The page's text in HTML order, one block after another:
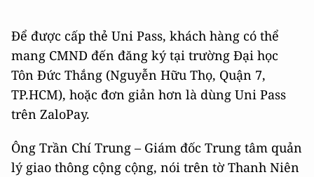
Để được cấp thẻ Uni Pass, khách hàng có thể
mang CMND đến đăng ký tại trường Đại học
Tôn Đức Thắng (Nguyễn Hữu Thọ, Quận 7,
TP.HCM), hoặc đơn giản hơn là dùng Uni Pass
trên ZaloPay.
Ông Trần Chí Trung – Giám đốc Trung tâm quản
lý giao thông cộng cộng, nói trên tờ Thanh Niên